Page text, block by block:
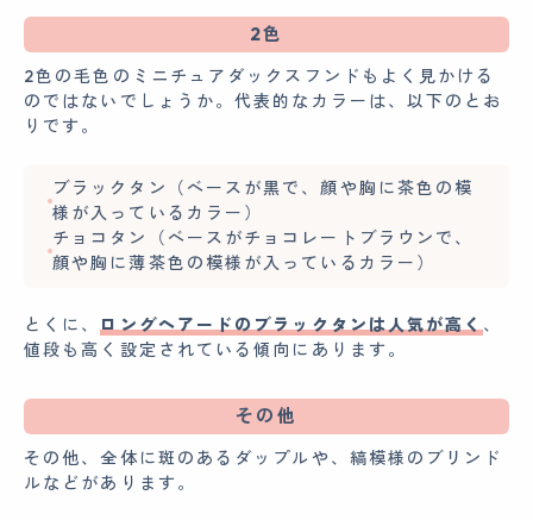
2色
2色の毛色のミニチュアダックスフンドもよく見かける
のではないでしょうか。代表的なカラーは、以下のとお
りです。
ブラックタン（ベースが黒で、顔や胸に茶色の模
様が入っているカラー）
チョコタン（ベースがチョコレートブラウンで、
顔や胸に薄茶色の模様が入っているカラー）
とくに、ロングヘアードのブラックタンは人気が高く、
値段も高く設定されている傾向にあります。
その他
その他、全体に斑のあるダップルや、縞模様のブリンド
ルなどがあります。